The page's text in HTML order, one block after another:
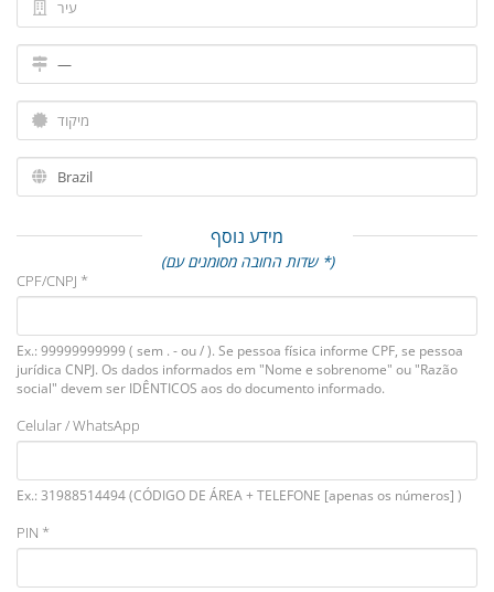
מידע נוסף
(שדות החובה מסומנים עם *)
CPF/CNPJ *
Ex.: 99999999999 ( sem . - ou / ). Se pessoa física informe CPF, se pessoa
jurídica CNPJ. Os dados informados em "Nome e sobrenome" ou "Razão
social" devem ser IDÊNTICOS aos do documento informado.
Celular / WhatsApp
Ex.: 31988514494 (CÓDIGO DE ÁREA + TELEFONE [apenas os números] )
PIN *